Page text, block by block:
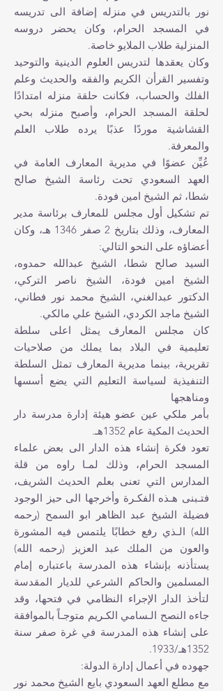
نور بالتدريس في منزله إضافة الى تدريسه
في المسجد الحرام، وكان يحضر دروسه
المنزلية طلاب الملايو خاصة.
وكان يعقدها لتدريس العلوم الدينية والتوحيد
وتفسير القرأن الكريم والفقه والحديث وعلم
الفلك والحساب، فكانت حلقة منزله امتدادًا
لحلقة المسجد الحرام، وأصبح منزله بحي
القشاشية موردًا عذبًا يرده طلاب العلم
والمعرفة.
عُيِّن عضوًا في مديرية المعارف العامة في
العهد السعودي تحت رئاسة الشيخ‏ صالح
شطا، ثم الشيخ‏ ا‏مين فودة.
تم تشكيل أول مجلس للمعارف برئاسة مدير
المعارف، وذلك بتاريخ 2 صفر 1346 هـ، وكان
أعضاؤه على النحو التالي:
السيد صالح شطا، الشيخ‏ عبدالله حمدوه،
الشيخ‏ ا‏مين فودة، الشيخ‏ ناصر التركي،
الدكتور عبدالغني، الشيخ‏ محمد نور فطاني،
الشيخ‏ ماجد الكردي، الشيخ‏ علي مالكي.
كان مجلس المعارف يمثل اعلى سلطة
تعليمية في البلاد بما يملك من صلاحيات
تقريرية، بينما مديرية المعارف تمثل السلطة
التنفيذية لسياسة التعليم التي يضع أسسها
ومناهجها
بأمر ملكي عين عضو هيئة إدارة مدرسة دار
الحديث المكية عام 1352هـ.
تعود فكرة إنشاء هذه الدار الى بعض علماء
المسجد الحرام، وذلك لمـا را‏وه من قلة
المدارس التي تعنى بعلم الحديث الشريف،
فتـبنى هـذه الفكـرة وأخرجها الى حيز الوجود
فضيلة الشيخ‏ عبد الظاهر ا‏بو السمح (رحمه
الله) الـذي رفع خطابًا يلتمس فيه المشورة
والعون من الملك عبد العزيز (رحمه الله)
يستأذنه بإنشاء هذه المدرسة باعتباره إمام
المسلمين والحاكم الشرعي للديار المقدسة
لتأخذ الدار الإجراء النظامي في فتحها، وقد
جاءه النصح الـسامي الكـريم متوجـاً بالموافقة
على إنشاء هذه المدرسة في غرة صفر سنة
1352هـ/1933.
جهوده في أعمال إدارة الدولة:
مع مطلع العهد السعودي بايع الشيخ‏ محمد نور